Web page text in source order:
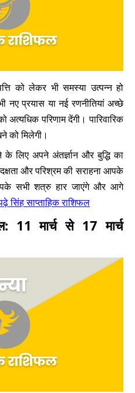
को लेकर भी समस्या उत्पन्न हो
नए प्रयास या नई रणनीतियां अच्छे
परिणाम देंगी। पारिवारिक
को मिलेगी।
लिए अपने अंतर्ज्ञान और बुद्धि का
और परिश्रम की सराहना आपके
आपके सभी शत्रु हार जाएंगे और आगे
सिंह साप्ताहिक राशिफल
11 मार्च से 17 मार्च